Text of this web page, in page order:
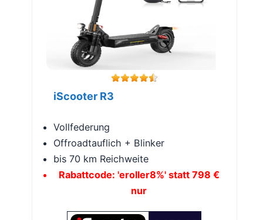
iScooter R3
Vollfederung
Offroadtauflich + Blinker
bis 70 km Reichweite
Rabattcode: 'eroller8%' statt 798 €
nur